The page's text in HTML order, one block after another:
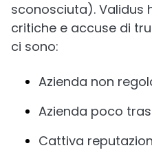
sconosciuta). Validus
critiche e accuse di
ci sono:
Azienda non
Azienda poco
Cattiva